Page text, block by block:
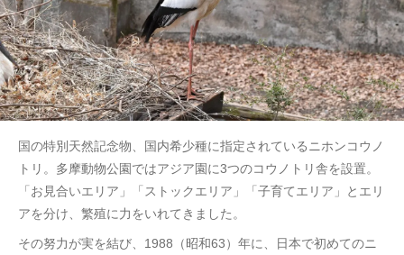
国の特別天然記念物、国内希少種に指定されているニホンコウノ
トリ。多摩動物公園ではアジア園に3つのコウノトリ舎を設置。
「お見合いエリア」「ストックエリア」「子育てエリア」とエリ
アを分け、繁殖に力をいれてきました。
その努力が実を結び、1988（昭和63）年に、日本で初めてのニ